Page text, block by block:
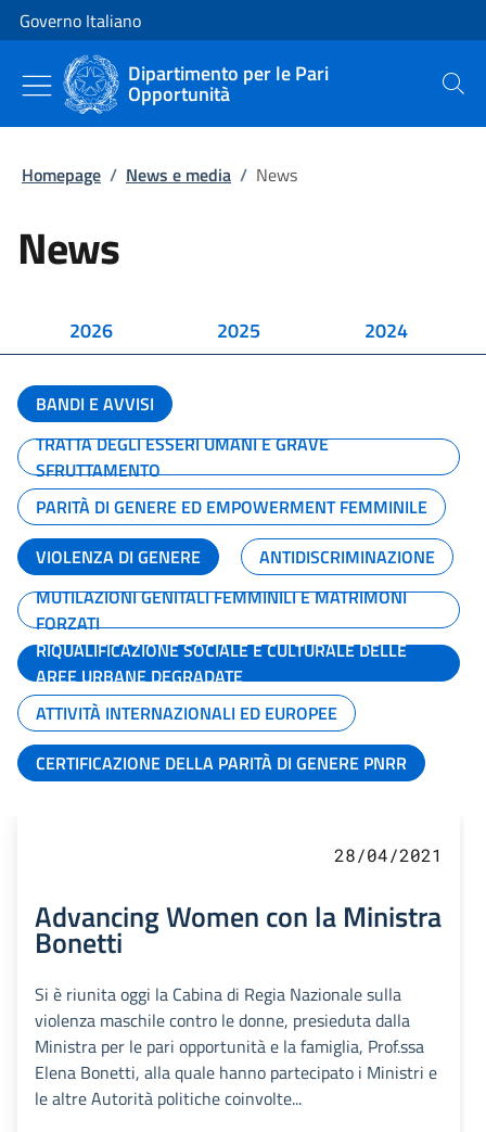
Vai al contenuto
Vai alla navigazione del sito
Governo Italiano
Dipartimento per le Pari
Opportunità Cerca
Homepage / News e media / News
News
2026 2025 2024
BANDI E AVVISI
TRATTA DEGLI ESSERI UMANI E GRAVE
SFRUTTAMENTO
PARITÀ DI GENERE ED EMPOWERMENT FEMMINILE
VIOLENZA DI GENERE
ANTIDISCRIMINAZIONE
MUTILAZIONI GENITALI FEMMINILI E MATRIMONI
FORZATI
RIQUALIFICAZIONE SOCIALE E CULTURALE DELLE
AREE URBANE DEGRADATE
ATTIVITÀ INTERNAZIONALI ED EUROPEE
CERTIFICAZIONE DELLA PARITÀ DI GENERE PNRR
28/04/2021
Advancing Women con la Ministra
Bonetti
Si è riunita oggi la Cabina di Regia Nazionale sulla
violenza maschile contro le donne, presieduta dalla
Ministra per le pari opportunità e la famiglia, Prof.ssa
Elena Bonetti, alla quale hanno partecipato i Ministri e
le altre Autorità politiche coinvolte...